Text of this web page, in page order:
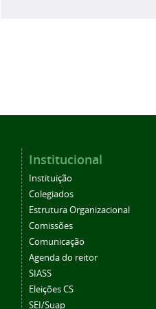
Institucional
Instituição
Colegiados
Estrutura Organizacional
Comissões
Comunicação
Agenda do reitor
SIASS
Eleições CS
SEI/Suap